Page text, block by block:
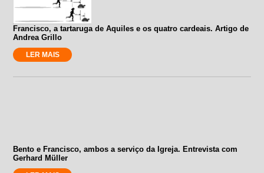
Francisco, a tartaruga de Aquiles e os quatro cardeais. Artigo de
Andrea Grillo
LER MAIS
Bento e Francisco, ambos a serviço da Igreja. Entrevista com
Gerhard Müller